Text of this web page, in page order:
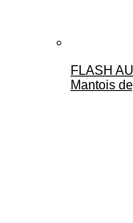
FLASH
Mantois